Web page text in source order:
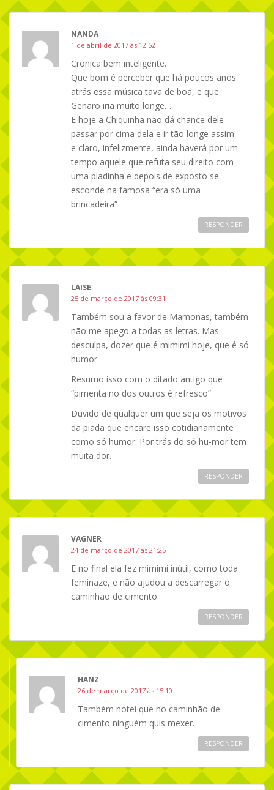
NANDA
1 de abril de 2017 às 12:52
Cronica bem inteligente.
Que bom é perceber que há poucos anos
atrás essa música tava de boa, e que
Genaro iria muito longe…
E hoje a Chiquinha não dá chance dele
passar por cima dela e ir tão longe assim.
e claro, infelizmente, ainda haverá por um
tempo aquele que refuta seu direito com
uma piadinha e depois de exposto se
esconde na famosa “era só uma
brincadeira”
RESPONDER
LAISE
25 de março de 2017 às 09:31
Também sou a favor de Mamonas, também
não me apego a todas as letras. Mas
desculpa, dozer que é mimimi hoje, que é só
humor.
Resumo isso com o ditado antigo que
“pimenta no dos outros é refresco”
Duvido de qualquer um que seja os motivos
da piada que encare isso cotidianamente
como só humor. Por trás do só hu-mor tem
muita dor.
RESPONDER
VAGNER
24 de março de 2017 às 21:25
E no final ela fez mimimi inútil, como toda
feminaze, e não ajudou a descarregar o
caminhão de cimento.
RESPONDER
HANZ
26 de março de 2017 às 15:10
Também notei que no caminhão de
cimento ninguém quis mexer.
RESPONDER